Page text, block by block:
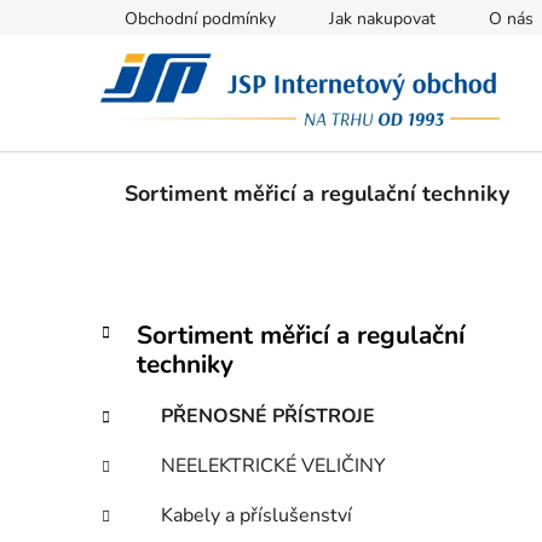
Obchodní podmínky Jak nakupovat O nás
Sortiment měřicí a regulační techniky
P
t
a
n
Přeskočit
kategorie
K
a
g
r
i
e
Sortiment měřicí a regulační
techniky
PŘENOSNÉ PŘÍSTROJE
NEELEKTRICKÉ VELIČINY
Kabely a příslušenství